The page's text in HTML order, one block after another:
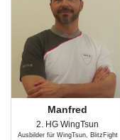
Manfred
2. HG WingTsun
Ausbilder für WingTsun, BlitzFight